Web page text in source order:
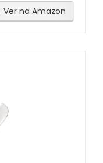
Ver na Amazon